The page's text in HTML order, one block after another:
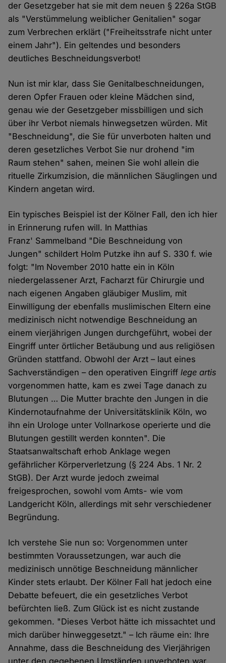
der Gesetzgeber hat sie mit dem neuen § 226a StGB
als "Verstümmelung weiblicher Genitalien" sogar
zum Verbrechen erklärt ("Freiheitsstrafe nicht unter
einem Jahr"). Ein geltendes und besonders
deutliches Beschneidungsverbot!
Nun ist mir klar, dass Sie Genitalbeschneidungen,
deren Opfer Frauen oder kleine Mädchen sind,
genau wie der Gesetzgeber missbilligen und sich
über ihr Verbot niemals hinwegsetzen würden. Mit
"Beschneidung", die Sie für unverboten halten und
deren gesetzliches Verbot Sie nur drohend "im
Raum stehen" sahen, meinen Sie wohl allein die
rituelle Zirkumzision, die männlichen Säuglingen und
Kindern angetan wird.
Ein typisches Beispiel ist der Kölner Fall, den ich hier
in Erinnerung rufen will. In Matthias
Franz' Sammelband "Die Beschneidung von
Jungen" schildert Holm Putzke ihn auf S. 330 f. wie
folgt: "Im November 2010 hatte ein in Köln
niedergelassener Arzt, Facharzt für Chirurgie und
nach eigenen Angaben gläubiger Muslim, mit
Einwilligung der ebenfalls muslimischen Eltern eine
medizinisch nicht notwendige Beschneidung an
einem vierjährigen Jungen durchgeführt, wobei der
Eingriff unter örtlicher Betäubung und aus religiösen
Gründen stattfand. Obwohl der Arzt – laut eines
Sachverständigen – den operativen Eingrifflege artis
vorgenommen hatte, kam es zwei Tage danach zu
Blutungen … Die Mutter brachte den Jungen in die
Kindernotaufnahme der Universitätsklinik Köln, wo
ihn ein Urologe unter Vollnarkose operierte und die
Blutungen gestillt werden konnten". Die
Staatsanwaltschaft erhob Anklage wegen
gefährlicher Körperverletzung (§ 224 Abs. 1 Nr. 2
StGB). Der Arzt wurde jedoch zweimal
freigesprochen, sowohl vom Amts- wie vom
Landgericht Köln, allerdings mit sehr verschiedener
Begründung.
Ich verstehe Sie nun so: Vorgenommen unter
bestimmten Voraussetzungen, war auch die
medizinisch unnötige Beschneidung männlicher
Kinder stets erlaubt. Der Kölner Fall hat jedoch eine
Debatte befeuert, die ein gesetzliches Verbot
befürchten ließ. Zum Glück ist es nicht zustande
gekommen. "Dieses Verbot hätte ich missachtet und
mich darüber hinweggesetzt." – Ich räume ein: Ihre
Annahme, dass die Beschneidung des Vierjährigen